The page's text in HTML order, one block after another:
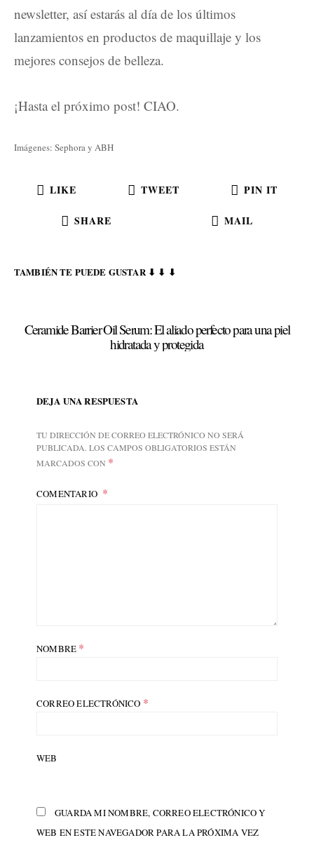
newsletter, así estarás al día de los últimos
lanzamientos en productos de maquillaje y los
mejores consejos de belleza.
¡Hasta el próximo post! CIAO.
Imágenes: Sephora y ABH
LIKE TWEET PIN IT
SHARE MAIL
TAMBIÉN TE PUEDE GUSTAR ⬇ ⬇ ⬇
Ceramide Barrier Oil Serum: El aliado perfecto para una piel
hidratada y protegida
DEJA UNA RESPUESTA
TU DIRECCIÓN DE CORREO ELECTRÓNICO NO SERÁ
PUBLICADA. LOS CAMPOS OBLIGATORIOS ESTÁN
MARCADOS CON *
COMENTARIO
NOMBRE *
CORREO ELECTRÓNICO *
WEB
GUARDA MI NOMBRE, CORREO ELECTRÓNICO Y
WEB EN ESTE NAVEGADOR PARA LA PRÓXIMA VEZ